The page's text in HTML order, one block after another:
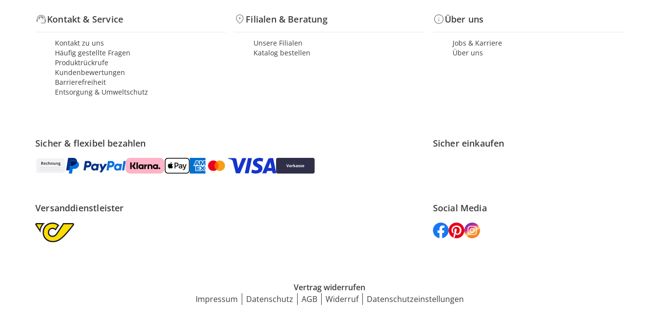
Kontakt & Service
Kontakt zu uns
Häufig gestellte Fragen
Produktrückrufe
Kundenbewertungen
Barrierefreiheit
Entsorgung & Umweltschutz
Filialen & Beratung
Unsere Filialen
Katalog bestellen
Über uns
Jobs & Karriere
Über uns
Sicher & flexibel bezahlen Sicher einkaufen
Versanddienstleister Social Media
Vertrag widerrufen
Impressum
Datenschutz AGB Widerruf Datenschutzeinstellungen